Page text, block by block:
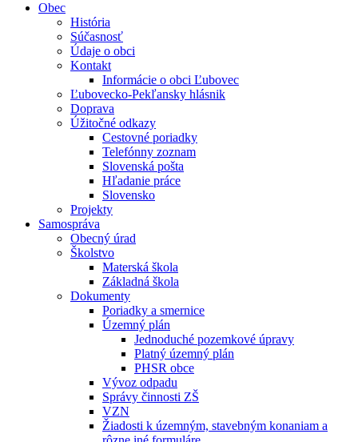
Obec
História
Súčasnosť
Údaje o obci
Kontakt
Informácie o obci Ľubovec
Ľubovecko-Pekľansky hlásnik
Doprava
Úžitočné odkazy
Cestovné poriadky
Telefónny zoznam
Slovenská pošta
Hľadanie práce
Slovensko
Projekty
Samospráva
Obecný úrad
Školstvo
Materská škola
Základná škola
Dokumenty
Poriadky a smernice
Územný plán
Jednoduché pozemkové úpravy
Platný územný plán
PHSR obce
Vývoz odpadu
Správy činnosti ZŠ
VZN
Žiadosti k územným, stavebným konaniam a